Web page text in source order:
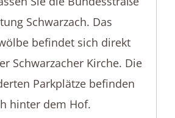
Schwarzach. Das
befindet sich direkt
Schwarzacher Kirche. Die
Parkplätze befinden
hinter dem Hof.